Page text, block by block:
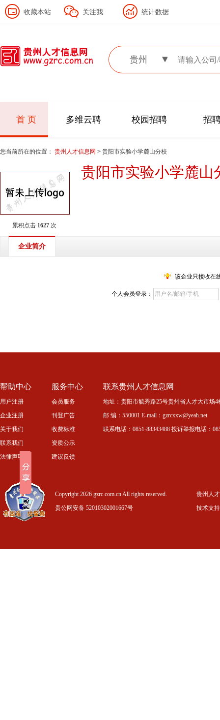
收藏本站 关注我 统计数据
贵州
首 页 多维云聘 校园招聘 招
您当前所在的位置： 贵州人才信息网 > 贵阳市实验小学麓山分校
累积点击 1627 次
贵阳市实验小学麓山
企业简介
该企业只接收在
个人会员登录：
帮助中心
用户注册
企业注册
关于我们
联系我们
法律声明
服务中心
会员服务
刊登广告
收费标准
资质公示
建议反馈
联系贵州人才信息网
地址：贵阳市毓秀路25号贵州省人才大市场
邮 编：550001 E-mail：gzrcxxw@yeah.net
联系电话：0851-88343488 投诉举报电话：
Copyright 2026 gzrc.com.cn All rights reserved.
贵公网安备 52010302001667号
贵州人
技术支